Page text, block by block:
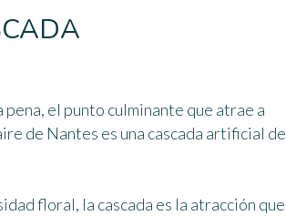
el punto culminante que atrae a
de Nantes es una cascada artificial de
floral, la cascada es la atracción que